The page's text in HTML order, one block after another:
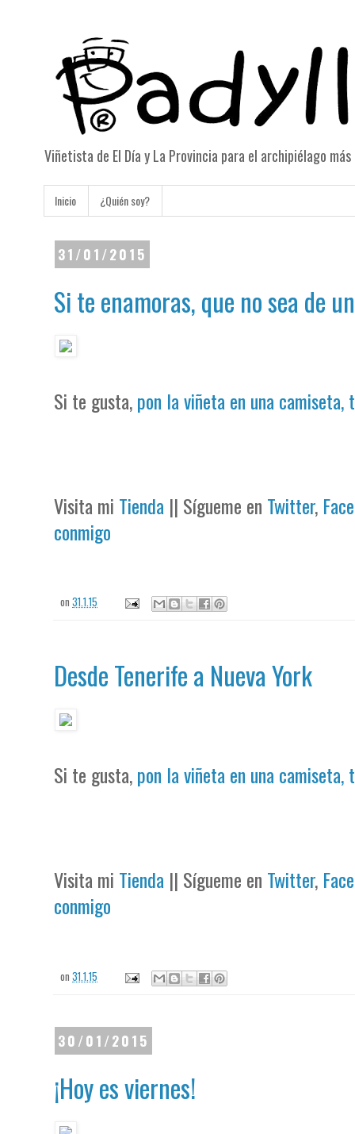
Viñetista de El Día y La Provincia para el archipiélago
Inicio ¿Quién soy?
31/01/2015
Si te enamoras, que no sea de
Si te gusta,pon la viñeta en una camiseta,
Visita mi Tienda || Sígueme en Twitter,
conmigo
on31.1.15
Desde Tenerife a Nueva York
Si te gusta,pon la viñeta en una camiseta,
Visita mi Tienda || Sígueme en Twitter,
conmigo
on31.1.15
30/01/2015
¡Hoy es viernes!